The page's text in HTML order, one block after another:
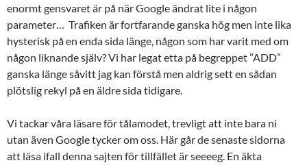
enormt gensvaret är på när Google ändrat lite i någon
parameter… Trafiken är fortfarande ganska hög men inte lika
hysterisk på en enda sida länge, någon som har varit med om
någon liknande själv? Vi har legat etta på begreppet ”ADD”
ganska länge såvitt jag kan förstå men aldrig sett en sådan
plötslig rekyl på en äldre sida tidigare.
Vi tackar våra läsare för tålamodet, trevligt att inte bara ni
utan även Google tycker om oss. Här går de senaste sidorna
att läsa ifall denna sajten för tillfället är seeeeg. En äkta